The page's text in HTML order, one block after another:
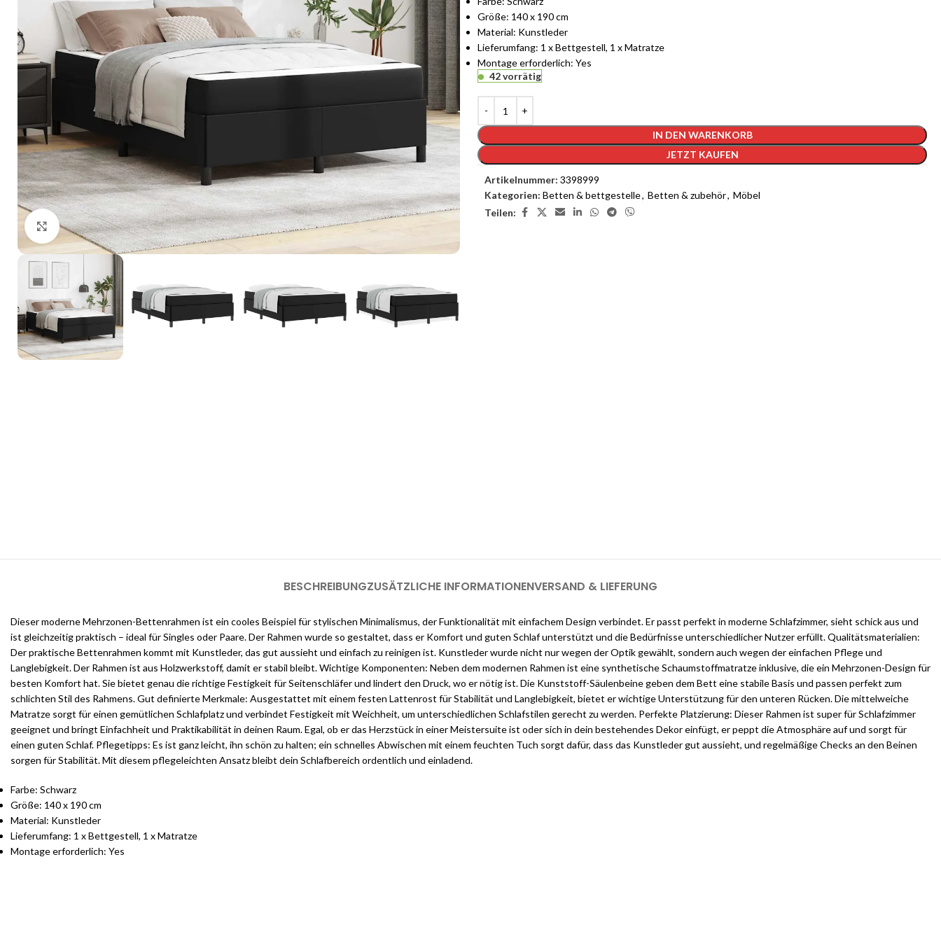
Click to enlarge
Größe: 140 x 190 cm
Material: Kunstleder
Lieferumfang: 1 x Bettgestell, 1 x Matratze
Montage erforderlich: Yes
42 vorrätig
IN DEN WARENKORB
JETZT KAUFEN
Artikelnummer: 3398999
Kategorien: Betten & bettgestelle, Betten & zubehör, Möbel
Teilen:
BESCHREIBUNGZUSÄTZLICHE INFORMATIONENVERSAND & LIEFERUNG
Dieser moderne Mehrzonen-Bettenrahmen ist ein cooles Beispiel für stylischen Minimalismus, der Funktionalität mit einfachem Design verbindet. Er passt perfekt in moderne Schlafzimmer, sieht schick aus und
ist gleichzeitig praktisch – ideal für Singles oder Paare. Der Rahmen wurde so gestaltet, dass er Komfort und guten Schlaf unterstützt und die Bedürfnisse unterschiedlicher Nutzer erfüllt. Qualitätsmaterialien:
Der praktische Bettenrahmen kommt mit Kunstleder, das gut aussieht und einfach zu reinigen ist. Kunstleder wurde nicht nur wegen der Optik gewählt, sondern auch wegen der einfachen Pflege und
Langlebigkeit. Der Rahmen ist aus Holzwerkstoff, damit er stabil bleibt. Wichtige Komponenten: Neben dem modernen Rahmen ist eine synthetische Schaumstoffmatratze inklusive, die ein Mehrzonen-Design für
besten Komfort hat. Sie bietet genau die richtige Festigkeit für Seitenschläfer und lindert den Druck, wo er nötig ist. Die Kunststoff-Säulenbeine geben dem Bett eine stabile Basis und passen perfekt zum
schlichten Stil des Rahmens. Gut definierte Merkmale: Ausgestattet mit einem festen Lattenrost für Stabilität und Langlebigkeit, bietet er wichtige Unterstützung für den unteren Rücken. Die mittelweiche
Matratze sorgt für einen gemütlichen Schlafplatz und verbindet Festigkeit mit Weichheit, um unterschiedlichen Schlafstilen gerecht zu werden. Perfekte Platzierung: Dieser Rahmen ist super für Schlafzimmer
geeignet und bringt Einfachheit und Praktikabilität in deinen Raum. Egal, ob er das Herzstück in einer Meistersuite ist oder sich in dein bestehendes Dekor einfügt, er peppt die Atmosphäre auf und sorgt für
einen guten Schlaf. Pflegetipps: Es ist ganz leicht, ihn schön zu halten; ein schnelles Abwischen mit einem feuchten Tuch sorgt dafür, dass das Kunstleder gut aussieht, und regelmäßige Checks an den Beinen
sorgen für Stabilität. Mit diesem pflegeleichten Ansatz bleibt dein Schlafbereich ordentlich und einladend.
Farbe: Schwarz
Größe: 140 x 190 cm
Material: Kunstleder
Lieferumfang: 1 x Bettgestell, 1 x Matratze
Montage erforderlich: Yes